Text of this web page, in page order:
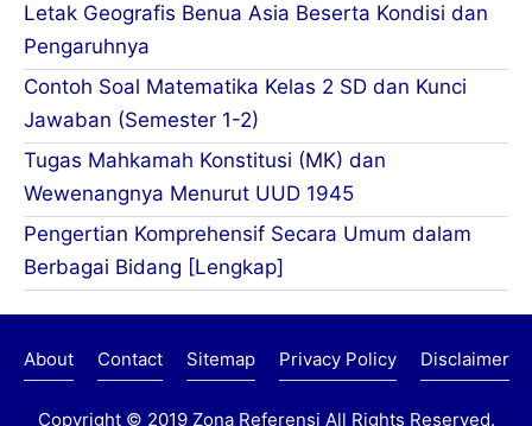
Letak Geografis Benua Asia Beserta Kondisi dan
Pengaruhnya
Contoh Soal Matematika Kelas 2 SD dan Kunci
Jawaban (Semester 1-2)
Tugas Mahkamah Konstitusi (MK) dan
Wewenangnya Menurut UUD 1945
Pengertian Komprehensif Secara Umum dalam
Berbagai Bidang [Lengkap]
About Contact Sitemap Privacy Policy Disclaimer
Copyright © 2019 Zona Referensi All Rights Reserved.